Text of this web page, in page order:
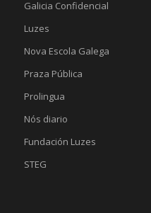
Galicia Confidencial
Luzes
Nova Escola Galega
Praza Pública
Prolingua
Nós diario
Fundación Luzes
STEG